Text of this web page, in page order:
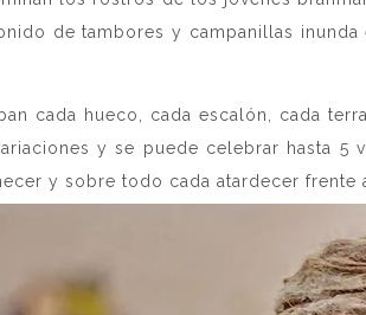
de tambores y campanillas
cada hueco, cada escalón, cada
y se puede celebrar hasta 5
y sobre todo cada atardecer frente